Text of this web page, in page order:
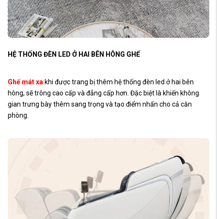
HỆ THỐNG ĐÈN LED Ở HAI BÊN HÔNG GHẾ
Ghế mát xa khi được trang bị thêm hệ thống đèn led ở hai bên
hông, sẽ trông cao cấp và đẳng cấp hơn. Đặc biệt là khiến không
gian trưng bày thêm sang trọng và tạo điểm nhấn cho cả căn
phòng.